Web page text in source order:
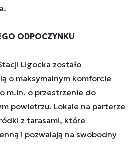
ODPOCZYNKU
Ligocka zostało
o maksymalnym komforcie
m.in. o przestrzenie do
powietrzu. Lokale na parterze
z tarasami, które
i pozwalają na swobodny